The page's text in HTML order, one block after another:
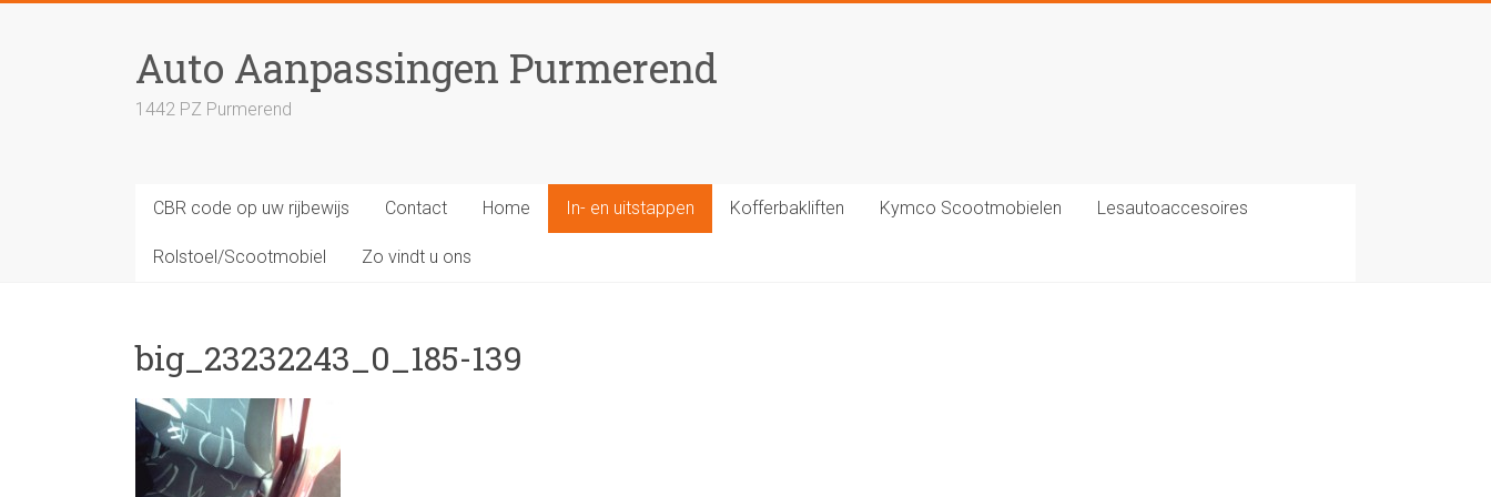
Auto Aanpassingen Purmerend
1442 PZ Purmerend
CBR code op uw rijbewijs Contact Home In- en uitstappen Kofferbakliften Kymco Scootmobielen Lesautoaccesoires
Rolstoel/Scootmobiel Zo vindt u ons
big_23232243_0_185-139